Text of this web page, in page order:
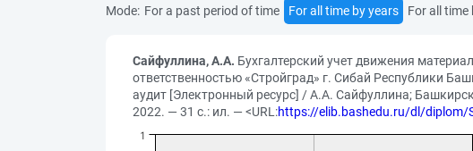
Mode: For a past period of time For all time by years For all
Сайфуллина, А.А. Бухгалтерский учет движения
ответственностью «Стройград» г. Сибай Республики
аудит [Электронный ресурс] / А.А. Сайфуллина;
2022. — 31 с.: ил. — <URL:https://elib.bashedu.ru/dl/diplom/